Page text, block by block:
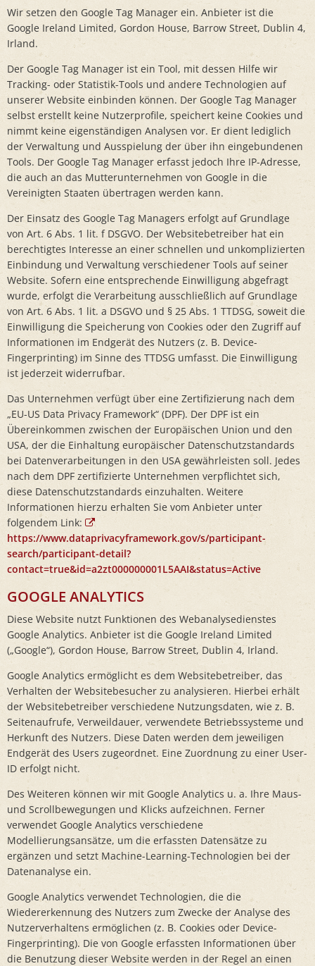
Wir setzen den Google Tag Manager ein. Anbieter ist die
Google Ireland Limited, Gordon House, Barrow Street, Dublin 4,
Irland.
Der Google Tag Manager ist ein Tool, mit dessen Hilfe wir
Tracking- oder Statistik-Tools und andere Technologien auf
unserer Website einbinden können. Der Google Tag Manager
selbst erstellt keine Nutzerprofile, speichert keine Cookies und
nimmt keine eigenständigen Analysen vor. Er dient lediglich
der Verwaltung und Ausspielung der über ihn eingebundenen
Tools. Der Google Tag Manager erfasst jedoch Ihre IP-Adresse,
die auch an das Mutterunternehmen von Google in die
Vereinigten Staaten übertragen werden kann.
Der Einsatz des Google Tag Managers erfolgt auf Grundlage
von Art. 6 Abs. 1 lit. f DSGVO. Der Websitebetreiber hat ein
berechtigtes Interesse an einer schnellen und unkomplizierten
Einbindung und Verwaltung verschiedener Tools auf seiner
Website. Sofern eine entsprechende Einwilligung abgefragt
wurde, erfolgt die Verarbeitung ausschließlich auf Grundlage
von Art. 6 Abs. 1 lit. a DSGVO und § 25 Abs. 1 TTDSG, soweit die
Einwilligung die Speicherung von Cookies oder den Zugriff auf
Informationen im Endgerät des Nutzers (z. B. Device-
Fingerprinting) im Sinne des TTDSG umfasst. Die Einwilligung
ist jederzeit widerrufbar.
Das Unternehmen verfügt über eine Zertifizierung nach dem
„EU-US Data Privacy Framework“ (DPF). Der DPF ist ein
Übereinkommen zwischen der Europäischen Union und den
USA, der die Einhaltung europäischer Datenschutzstandards
bei Datenverarbeitungen in den USA gewährleisten soll. Jedes
nach dem DPF zertifizierte Unternehmen verpflichtet sich,
diese Datenschutzstandards einzuhalten. Weitere
Informationen hierzu erhalten Sie vom Anbieter unter
folgendem Link:
https://www.dataprivacyframework.gov/s/participant-
search/participant-detail?
contact=true&id=a2zt000000001L5AAI&status=Active
GOOGLE ANALYTICS
Diese Website nutzt Funktionen des Webanalysedienstes
Google Analytics. Anbieter ist die Google Ireland Limited
(„Google“), Gordon House, Barrow Street, Dublin 4, Irland.
Google Analytics ermöglicht es dem Websitebetreiber, das
Verhalten der Websitebesucher zu analysieren. Hierbei erhält
der Websitebetreiber verschiedene Nutzungsdaten, wie z. B.
Seitenaufrufe, Verweildauer, verwendete Betriebssysteme und
Herkunft des Nutzers. Diese Daten werden dem jeweiligen
Endgerät des Users zugeordnet. Eine Zuordnung zu einer User-
ID erfolgt nicht.
Des Weiteren können wir mit Google Analytics u. a. Ihre Maus-
und Scrollbewegungen und Klicks aufzeichnen. Ferner
verwendet Google Analytics verschiedene
Modellierungsansätze, um die erfassten Datensätze zu
ergänzen und setzt Machine-Learning-Technologien bei der
Datenanalyse ein.
Google Analytics verwendet Technologien, die die
Wiedererkennung des Nutzers zum Zwecke der Analyse des
Nutzerverhaltens ermöglichen (z. B. Cookies oder Device-
Fingerprinting). Die von Google erfassten Informationen über
die Benutzung dieser Website werden in der Regel an einen